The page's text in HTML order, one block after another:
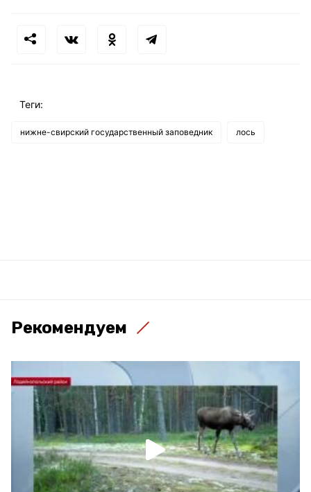
Теги:
нижне-свирский государственный заповедник лось
Рекомендуем